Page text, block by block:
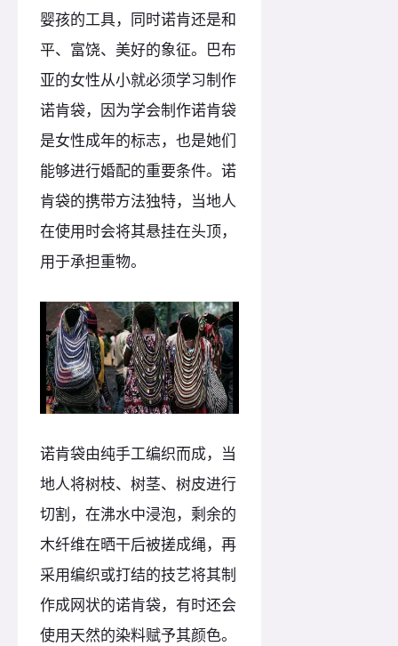
婴孩的工具，同时诺肯还是和
平、富饶、美好的象征。巴布
亚的女性从小就必须学习制作
诺肯袋，因为学会制作诺肯袋
是女性成年的标志，也是她们
能够进行婚配的重要条件。诺
肯袋的携带方法独特，当地人
在使用时会将其悬挂在头顶，
用于承担重物。
诺肯袋由纯手工编织而成，当
地人将树枝、树茎、树皮进行
切割，在沸水中浸泡，剩余的
木纤维在晒干后被搓成绳，再
采用编织或打结的技艺将其制
作成网状的诺肯袋，有时还会
使用天然的染料赋予其颜色。